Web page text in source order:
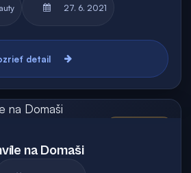
27. 6. 2021
detail
na Domaši